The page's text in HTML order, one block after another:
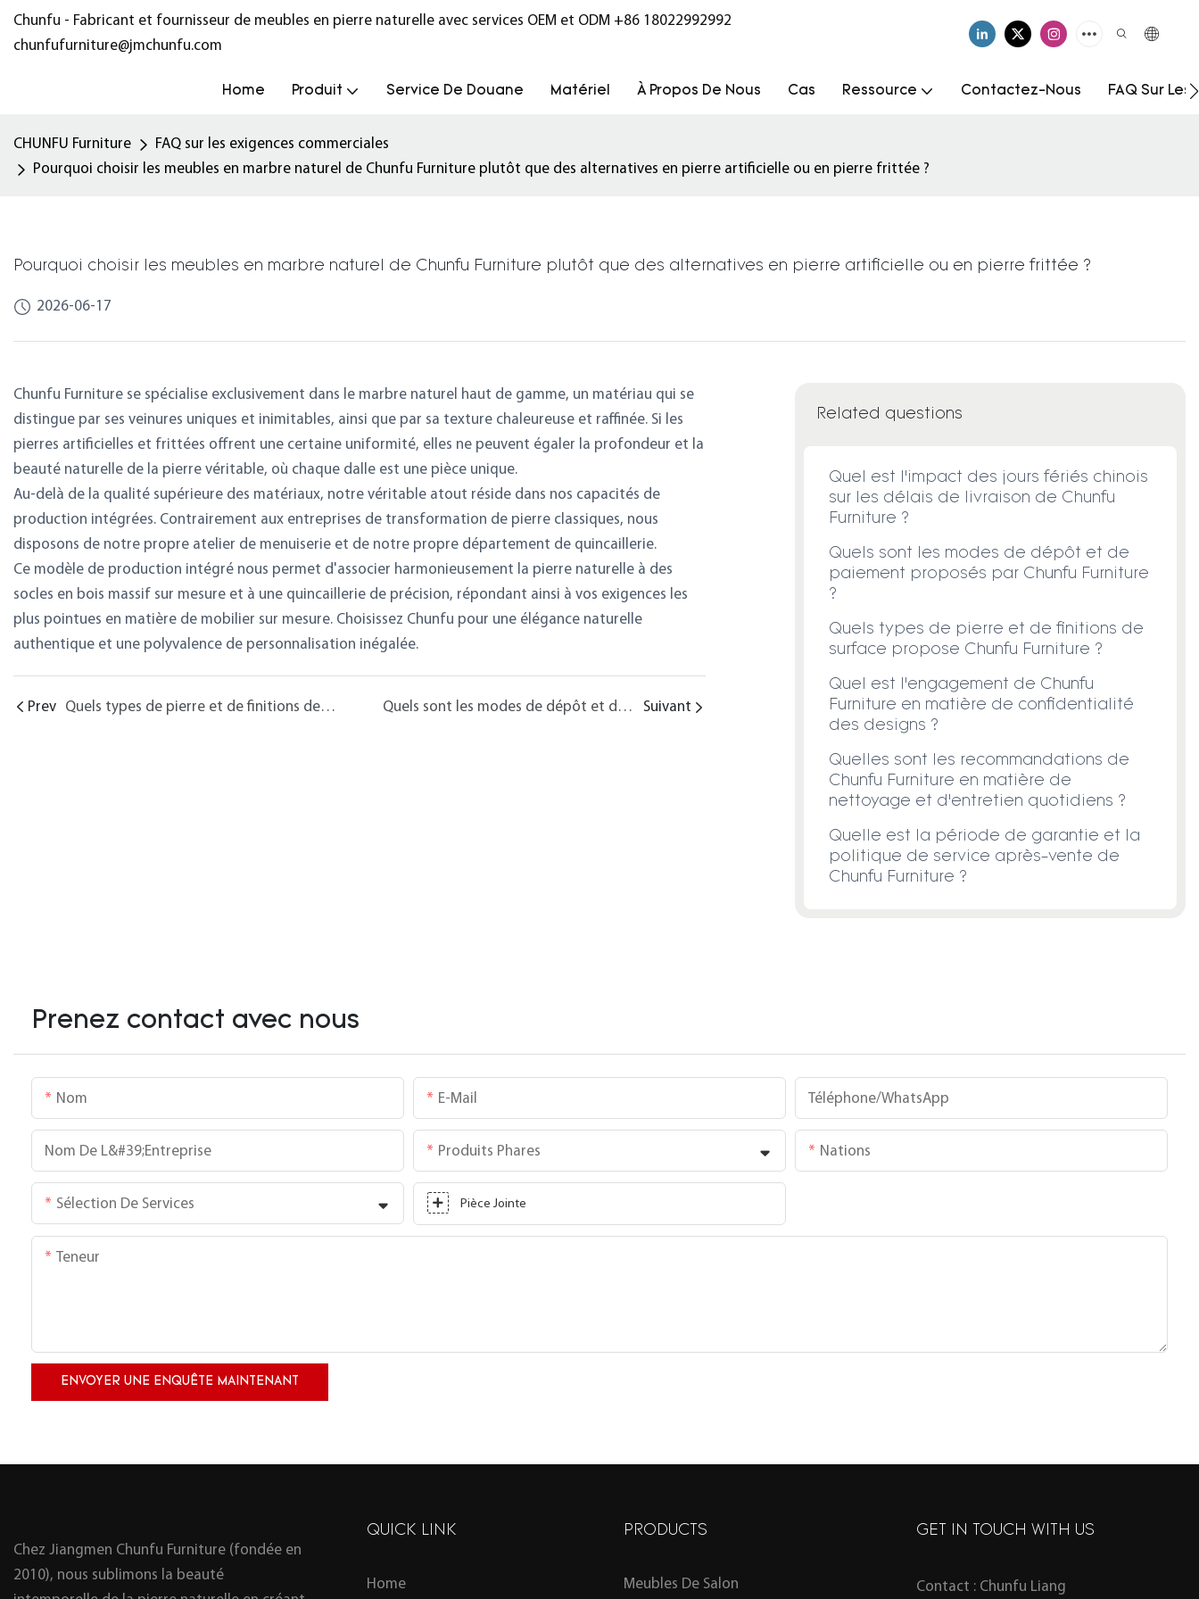
Chunfu - Fabricant et fournisseur de meubles en pierre naturelle avec services OEM et ODM +86 18022992992
chunfufurniture@jmchunfu.com
Home Produit Service De Douane Matériel À Propos De Nous Cas Ressource Contactez-Nous FAQ Sur
CHUNFU Furniture
FAQ sur les exigences commerciales
Pourquoi choisir les meubles en marbre naturel de Chunfu Furniture plutôt que des alternatives en pierre artificielle ou en pierre frittée ?
Pourquoi choisir les meubles en marbre naturel de Chunfu Furniture plutôt que des alternatives en pierre artificielle ou en pierre frittée ?
2026-06-17
Chunfu Furniture se spécialise exclusivement dans le marbre naturel haut de gamme, un matériau qui se
distingue par ses veinures uniques et inimitables, ainsi que par sa texture chaleureuse et raffinée. Si les
pierres artificielles et frittées offrent une certaine uniformité, elles ne peuvent égaler la profondeur et la
beauté naturelle de la pierre véritable, où chaque dalle est une pièce unique.
Au-delà de la qualité supérieure des matériaux, notre véritable atout réside dans nos capacités de
production intégrées. Contrairement aux entreprises de transformation de pierre classiques, nous
disposons de notre propre atelier de menuiserie et de notre propre département de quincaillerie.
Ce modèle de production intégré nous permet d'associer harmonieusement la pierre naturelle à des
socles en bois massif sur mesure et à une quincaillerie de précision, répondant ainsi à vos exigences les
plus pointues en matière de mobilier sur mesure. Choisissez Chunfu pour une élégance naturelle
authentique et une polyvalence de personnalisation inégalée.
Prev Quels types de pierre et de finitions de surface propose Chunfu Furniture ? Quels sont les modes de dépôt et de paiement proposés par Chunfu Furniture ? Suivant
Related questions
Quel est l'impact des jours fériés chinois
sur les délais de livraison de Chunfu
Furniture ?
Quels sont les modes de dépôt et de
paiement proposés par Chunfu Furniture
?
Quels types de pierre et de finitions de
surface propose Chunfu Furniture ?
Quel est l'engagement de Chunfu
Furniture en matière de confidentialité
des designs ?
Quelles sont les recommandations de
Chunfu Furniture en matière de
nettoyage et d'entretien quotidiens ?
Quelle est la période de garantie et la
politique de service après-vente de
Chunfu Furniture ?
Prenez contact avec nous
Nom E-Mail Téléphone/WhatsApp
Nom De L&#39;entreprise Produits Phares Nations
Sélection De Services Pièce Jointe
Teneur
ENVOYER UNE ENQUÊTE MAINTENANT
Chez Jiangmen Chunfu Furniture (fondée en
2010), nous sublimons la beauté
QUICK LINK
Home
PRODUCTS
Meubles De Salon
GET IN TOUCH WITH US
Contact : Chunfu Liang